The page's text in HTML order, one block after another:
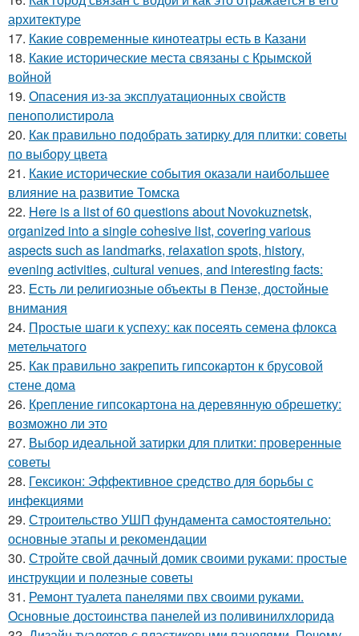
архитектуре
17. Какие современные кинотеатры есть в Казани
18. Какие исторические места связаны с Крымской
войной
19. Опасения из-за эксплуатационных свойств
пенополистирола
20. Как правильно подобрать затирку для плитки: советы
по выбору цвета
21. Какие исторические события оказали наибольшее
влияние на развитие Томска
22. Here is a list of 60 questions about Novokuznetsk,
organized into a single cohesive list, covering various
aspects such as landmarks, relaxation spots, history,
evening activities, cultural venues, and interesting facts:
23. Есть ли религиозные объекты в Пензе, достойные
внимания
24. Простые шаги к успеху: как посеять семена флокса
метельчатого
25. Как правильно закрепить гипсокартон к брусовой
стене дома
26. Крепление гипсокартона на деревянную обрешетку:
возможно ли это
27. Выбор идеальной затирки для плитки: проверенные
советы
28. Гексикон: Эффективное средство для борьбы с
инфекциями
29. Строительство УШП фундамента самостоятельно:
основные этапы и рекомендации
30. Стройте свой дачный домик своими руками: простые
инструкции и полезные советы
31. Ремонт туалета панелями пвх своими руками.
Основные достоинства панелей из поливинилхлорида